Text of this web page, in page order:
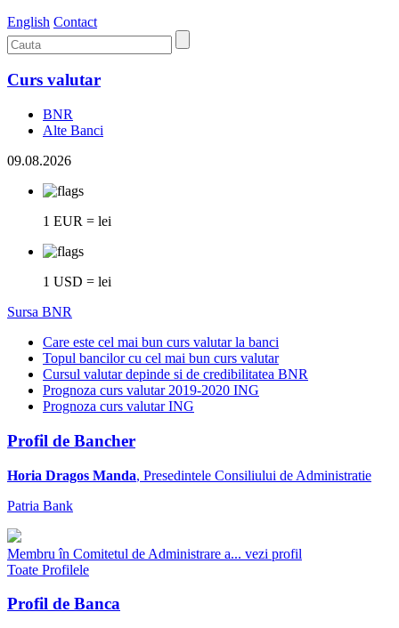
English Contact
Curs valutar
BNR
Alte Banci
09.08.2026
1 EUR = lei
1 USD = lei
Sursa BNR
Care este cel mai bun curs valutar la banci
Topul bancilor cu cel mai bun curs valutar
Cursul valutar depinde si de credibilitatea BNR
Prognoza curs valutar 2019-2020 ING
Prognoza curs valutar ING
Profil de Bancher
Horia Dragos Manda, Presedintele Consiliului de Administratie
Patria Bank
Membru în Comitetul de Administrare a... vezi profil
Toate Profilele
Profil de Banca